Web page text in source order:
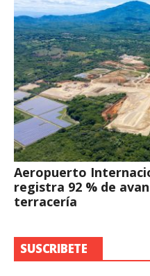
Aeropuerto
registra 92 % de
terracería
SUSCRIBETE